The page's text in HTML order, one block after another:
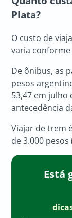
Plata?
O custo de
varia
De ônibus, as
pesos
53,47 em julho
antecedência
Viajar de trem
de 3.000 pesos
Está